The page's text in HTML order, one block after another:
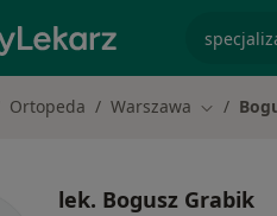
Ortopeda Warszawa Zmień
lek. Bogusz Grabik